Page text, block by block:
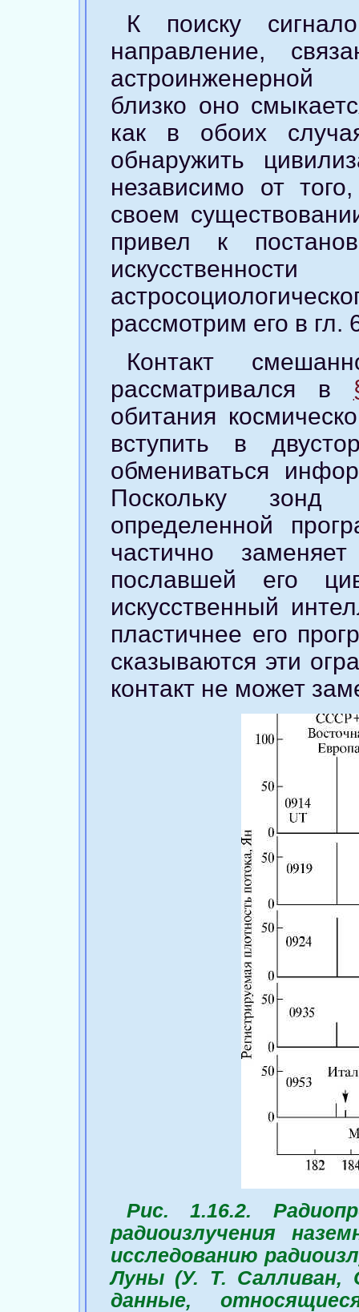
К поиску
направление,
астроинженерной
близко оно
как в обоих
обнаружить
независимо от
своем
привел к
рассмотрим его в гл.
Контакт
рассматривался в
обитания
вступить в
обмениваться
Поскольку зонд
определенной
частично
пославшей его
искусственный
пластичнее его
сказываются эти
контакт не может
Рис. 1.16.2.
радиоизлучения
исследованию
Луны (У. Т. Салливан,
данные,